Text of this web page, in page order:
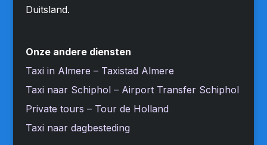
Duitsland.
Onze andere diensten
Taxi in Almere – Taxistad Almere
Taxi naar Schiphol – Airport Transfer Schiphol
Private tours – Tour de Holland
Taxi naar dagbesteding